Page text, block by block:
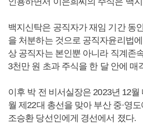
백지신탁은 공직자가 재임 기간 동
을 처분하는 것으로 공직자윤리법
상 공직자는 본인뿐 아니라 직계존
3천만 원 초과 주식을 한 달 안에 매
이후 박 전 비서실장은 2023년 12월
월 제22대 총선을 맞아 부산 중·영
조승환 당선인에게 경선에서 졌다.